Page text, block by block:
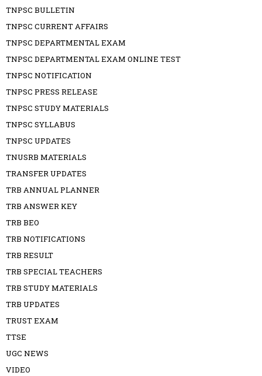
TNPSC BULLETIN
TNPSC CURRENT AFFAIRS
TNPSC DEPARTMENTAL EXAM
TNPSC DEPARTMENTAL EXAM ONLINE TEST
TNPSC NOTIFICATION
TNPSC PRESS RELEASE
TNPSC STUDY MATERIALS
TNPSC SYLLABUS
TNPSC UPDATES
TNUSRB MATERIALS
TRANSFER UPDATES
TRB ANNUAL PLANNER
TRB ANSWER KEY
TRB BEO
TRB NOTIFICATIONS
TRB RESULT
TRB SPECIAL TEACHERS
TRB STUDY MATERIALS
TRB UPDATES
TRUST EXAM
TTSE
UGC NEWS
VIDEO